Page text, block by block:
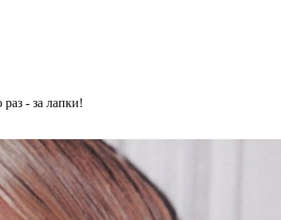
- за лапки!